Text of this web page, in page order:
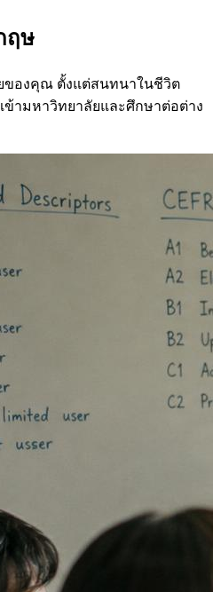
ฤษ
ของคุณ ตั้งแต่สนทนาในชีวิต
ข้ามหาวิทยาลัยและศึกษาต่อต่าง